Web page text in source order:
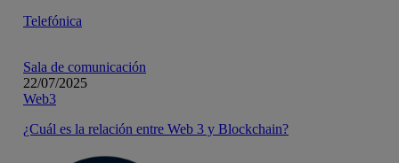
Telefónica
Sala de comunicación
22/07/2025
Web3
¿Cuál es la relación entre Web 3 y Blockchain?